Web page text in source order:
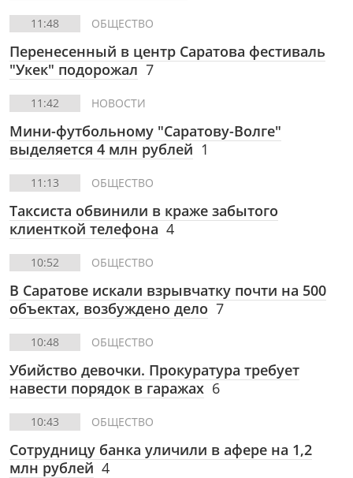
11:48 ОБЩЕСТВО
Перенесенный в центр Саратова фестиваль
"Укек" подорожал 7
11:42 НОВОСТИ
Мини-футбольному "Саратову-Волге"
выделяется 4 млн рублей 1
11:13 ОБЩЕСТВО
Таксиста обвинили в краже забытого
клиенткой телефона 4
10:52 ОБЩЕСТВО
В Саратове искали взрывчатку почти на 500
объектах, возбуждено дело 7
10:48 ОБЩЕСТВО
Убийство девочки. Прокуратура требует
навести порядок в гаражах 6
10:43 ОБЩЕСТВО
Сотрудницу банка уличили в афере на 1,2
млн рублей 4